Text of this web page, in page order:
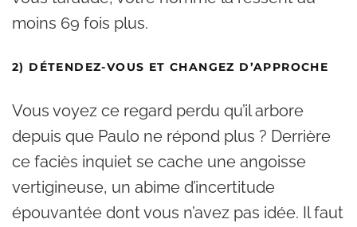
moins 69 fois plus.
2) DÉTENDEZ-VOUS ET CHANGEZ D’APPROCHE
Vous voyez ce regard perdu qu’il arbore
depuis que Paulo ne répond plus ? Derrière
ce faciès inquiet se cache une angoisse
vertigineuse, un abime d’incertitude
épouvantée dont vous n’avez pas idée. Il faut